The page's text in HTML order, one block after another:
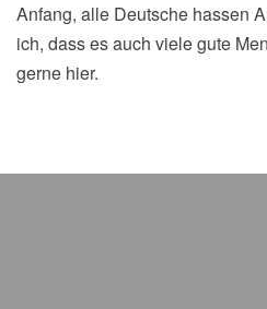
Anfang, alle Deutsche hassen
ich, dass es auch viele gute
gerne hier.